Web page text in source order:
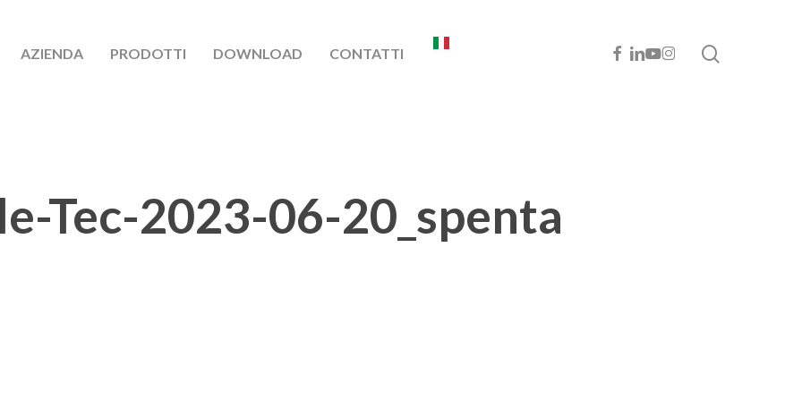
AZIENDA PRODOTTI DOWNLOAD CONTATTI FACEBOOK
LINKEDIN
YOUTUBE
INSTAGRAM
Tec-2023-06-20_spenta